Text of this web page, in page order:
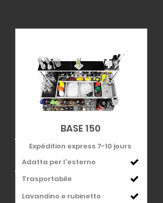
BASE 150
Adatta per l'esterno
Trasportabile
Expédition express 7-10 jours
Lavandino e rubinetto